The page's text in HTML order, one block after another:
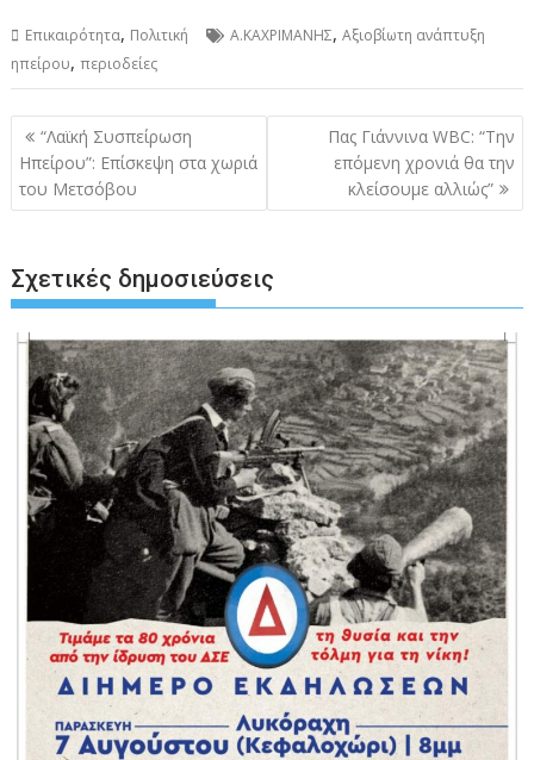
Επικαιρότητα, Πολιτική Α.ΚΑΧΡΙΜΑΝΗΣ,Αξιοβίωτη ανάπτυξη
ηπείρου,περιοδείες
Πλοήγηση
άρθρων
“Λαϊκή Συσπείρωση
Ηπείρου”: Επίσκεψη στα χωριά
του Μετσόβου
Πας Γιάννινα WBC: “Την
επόμενη χρονιά θα την
κλείσουμε αλλιώς”
Σχετικές δημοσιεύσεις